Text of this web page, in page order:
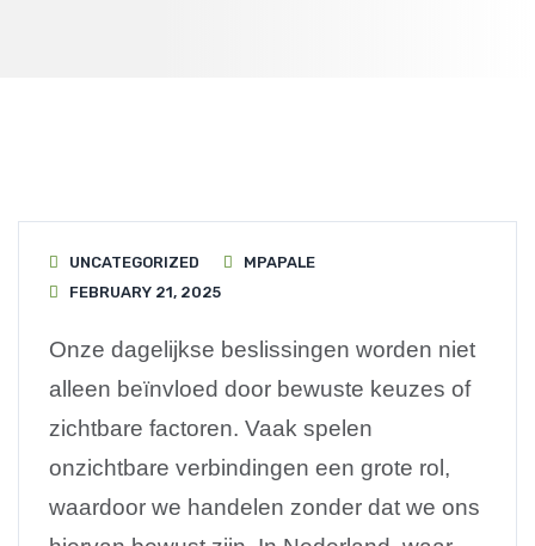
UNCATEGORIZED
MPAPALE
FEBRUARY 21, 2025
Onze dagelijkse beslissingen worden niet
alleen beïnvloed door bewuste keuzes of
zichtbare factoren. Vaak spelen
onzichtbare verbindingen een grote rol,
waardoor we handelen zonder dat we ons